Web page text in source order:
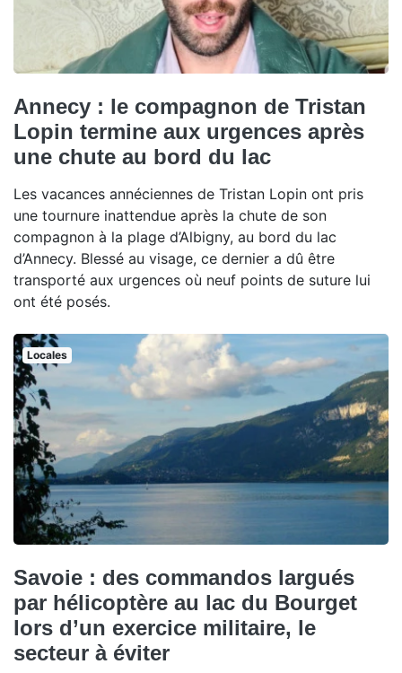
Annecy : le compagnon de Tristan
Lopin termine aux urgences après
une chute au bord du lac
Les vacances annéciennes de Tristan Lopin ont pris
une tournure inattendue après la chute de son
compagnon à la plage d’Albigny, au bord du lac
d’Annecy. Blessé au visage, ce dernier a dû être
transporté aux urgences où neuf points de suture lui
ont été posés.
Locales
Savoie : des commandos largués
par hélicoptère au lac du Bourget
lors d’un exercice militaire, le
secteur à éviter